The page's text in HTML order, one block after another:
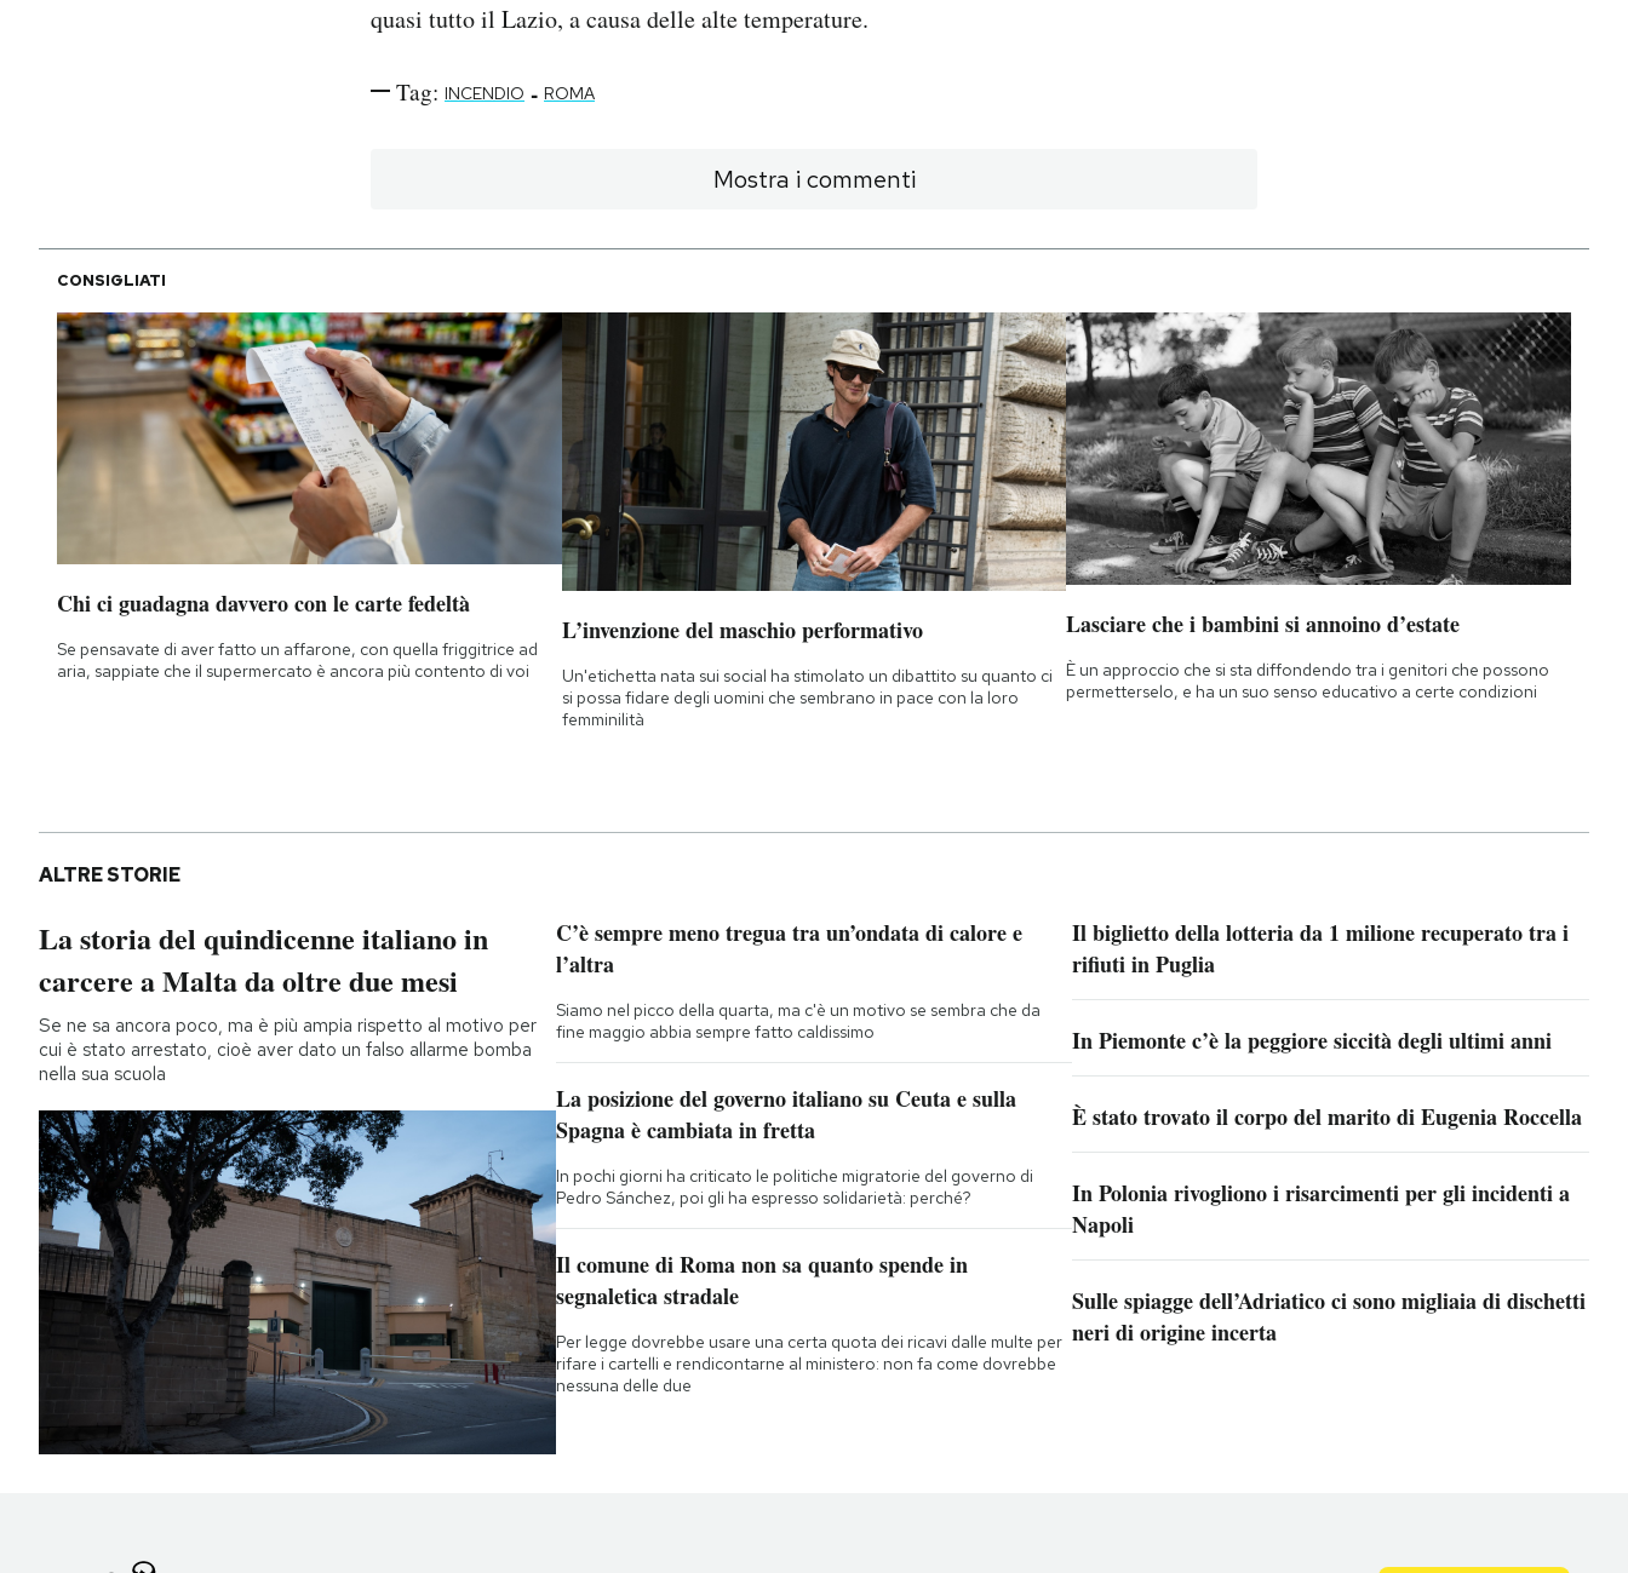
quasi tutto il Lazio, a causa delle alte temperature.
Tag: INCENDIO - ROMA
Mostra i commenti
CONSIGLIATI
Chi ci guadagna davvero con le carte fedeltà
Se pensavate di aver fatto un affarone, con quella friggitrice ad
aria, sappiate che il supermercato è ancora più contento di voi
L’invenzione del maschio performativo
Un'etichetta nata sui social ha stimolato un dibattito su quanto ci
si possa fidare degli uomini che sembrano in pace con la loro
femminilità
Lasciare che i bambini si annoino d’estate
È un approccio che si sta diffondendo tra i genitori che possono
permetterselo, e ha un suo senso educativo a certe condizioni
ALTRE STORIE
La storia del quindicenne italiano in
carcere a Malta da oltre due mesi
Se ne sa ancora poco, ma è più ampia rispetto al motivo per
cui è stato arrestato, cioè aver dato un falso allarme bomba
nella sua scuola
C’è sempre meno tregua tra un’ondata di calore e
l’altra
Siamo nel picco della quarta, ma c'è un motivo se sembra che da
fine maggio abbia sempre fatto caldissimo
La posizione del governo italiano su Ceuta e sulla
Spagna è cambiata in fretta
In pochi giorni ha criticato le politiche migratorie del governo di
Pedro Sánchez, poi gli ha espresso solidarietà: perché?
Il comune di Roma non sa quanto spende in
segnaletica stradale
Per legge dovrebbe usare una certa quota dei ricavi dalle multe per
rifare i cartelli e rendicontarne al ministero: non fa come dovrebbe
nessuna delle due
Il biglietto della lotteria da 1 milione recuperato tra i
rifiuti in Puglia
In Piemonte c’è la peggiore siccità degli ultimi anni
È stato trovato il corpo del marito di Eugenia Roccella
In Polonia rivogliono i risarcimenti per gli incidenti a
Napoli
Sulle spiagge dell’Adriatico ci sono migliaia di dischetti
neri di origine incerta